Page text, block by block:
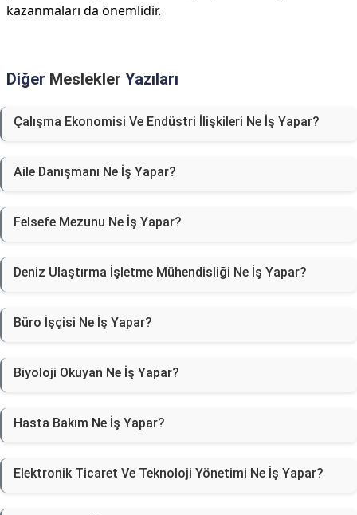
kazanmaları da önemlidir.
Diğer Meslekler Yazıları
Çalışma Ekonomisi Ve Endüstri İlişkileri Ne İş Yapar?
Aile Danışmanı Ne İş Yapar?
Felsefe Mezunu Ne İş Yapar?
Deniz Ulaştırma İşletme Mühendisliği Ne İş Yapar?
Büro İşçisi Ne İş Yapar?
Biyoloji Okuyan Ne İş Yapar?
Hasta Bakım Ne İş Yapar?
Elektronik Ticaret Ve Teknoloji Yönetimi Ne İş Yapar?